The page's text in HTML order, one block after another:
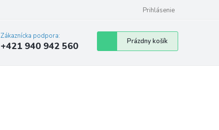
Prihlásenie
Zákaznícka podpora:
+421 940 942 560
Nákupný
košík
Prázdny košík